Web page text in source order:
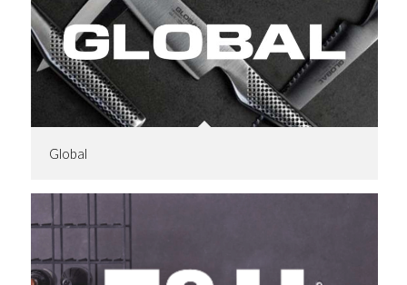
Global